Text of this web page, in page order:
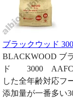
ブラックウッド
BLACKWOOD ブ
ド 3000
した全年齢対応
添加量が一番多い